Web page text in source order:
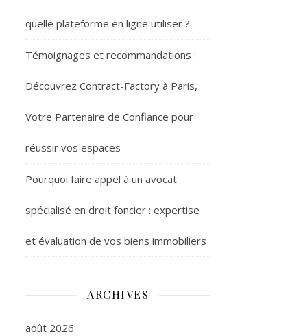
quelle plateforme en ligne utiliser ?
Témoignages et recommandations :
Découvrez Contract-Factory à Paris,
Votre Partenaire de Confiance pour
réussir vos espaces
Pourquoi faire appel à un avocat
spécialisé en droit foncier : expertise
et évaluation de vos biens immobiliers
ARCHIVES
août 2026